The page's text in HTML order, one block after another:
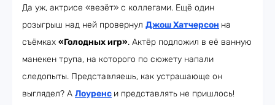
Да уж, актрисе «везёт» с коллегами. Ещё один
розыгрыш над ней провернул Джош Хатчерсон на
съёмках «Голодных игр». Актёр подложил в её ванную
манекен трупа, на которого по сюжету напали
следопыты. Представляешь, как устрашающе он
выглядел? А Лоуренс и представлять не пришлось!